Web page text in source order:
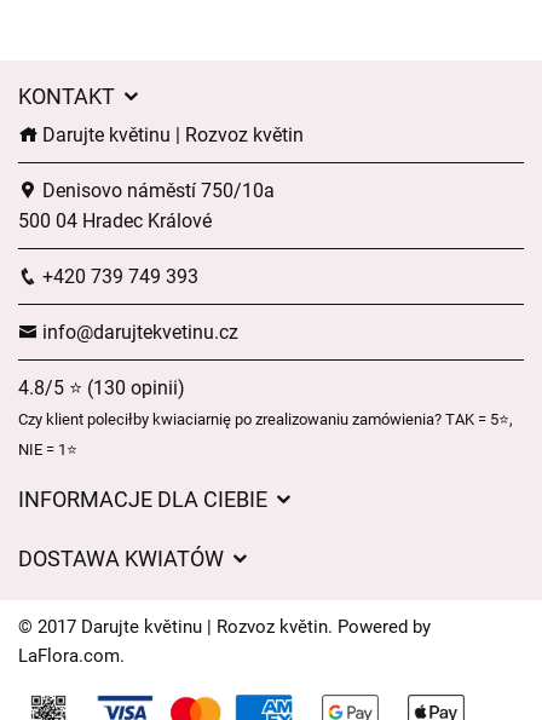
KONTAKT
Darujte květinu | Rozvoz květin
Denisovo náměstí 750/10a
500 04 Hradec Králové
+420 739 749 393
info@darujtekvetinu.cz
4.8/5 ⭐ (130 opinii)
Czy klient poleciłby kwiaciarnię po zrealizowaniu zamówienia? TAK = 5⭐,
NIE = 1⭐
INFORMACJE DLA CIEBIE
Czasy dostawy kwiatów – przegląd możliwości
DOSTAWA KWIATÓW
Gdzie dostarczamy kwiaty
© 2017 Darujte květinu | Rozvoz květin. Powered by
LaFlora.com.